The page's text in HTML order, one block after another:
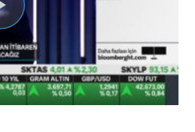
Videoyu
Oynat